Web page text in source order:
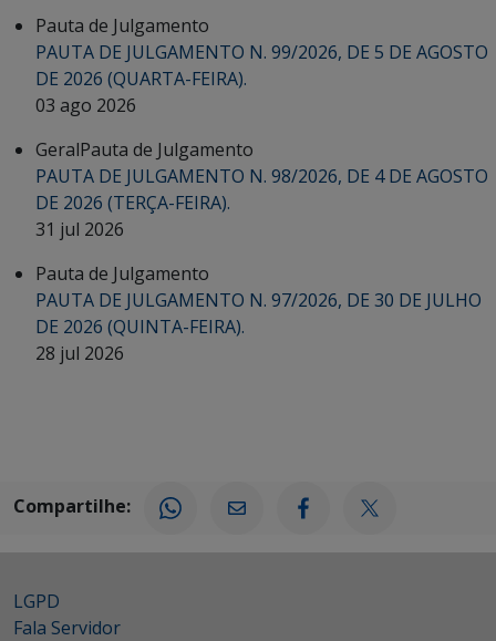
Pauta de Julgamento
PAUTA DE JULGAMENTO N. 99/2026, DE 5 DE AGOSTO
DE 2026 (QUARTA-FEIRA).
03 ago 2026
GeralPauta de Julgamento
PAUTA DE JULGAMENTO N. 98/2026, DE 4 DE AGOSTO
DE 2026 (TERÇA-FEIRA).
31 jul 2026
Pauta de Julgamento
PAUTA DE JULGAMENTO N. 97/2026, DE 30 DE JULHO
DE 2026 (QUINTA-FEIRA).
28 jul 2026
Compartilhe:
LGPD
Fala Servidor